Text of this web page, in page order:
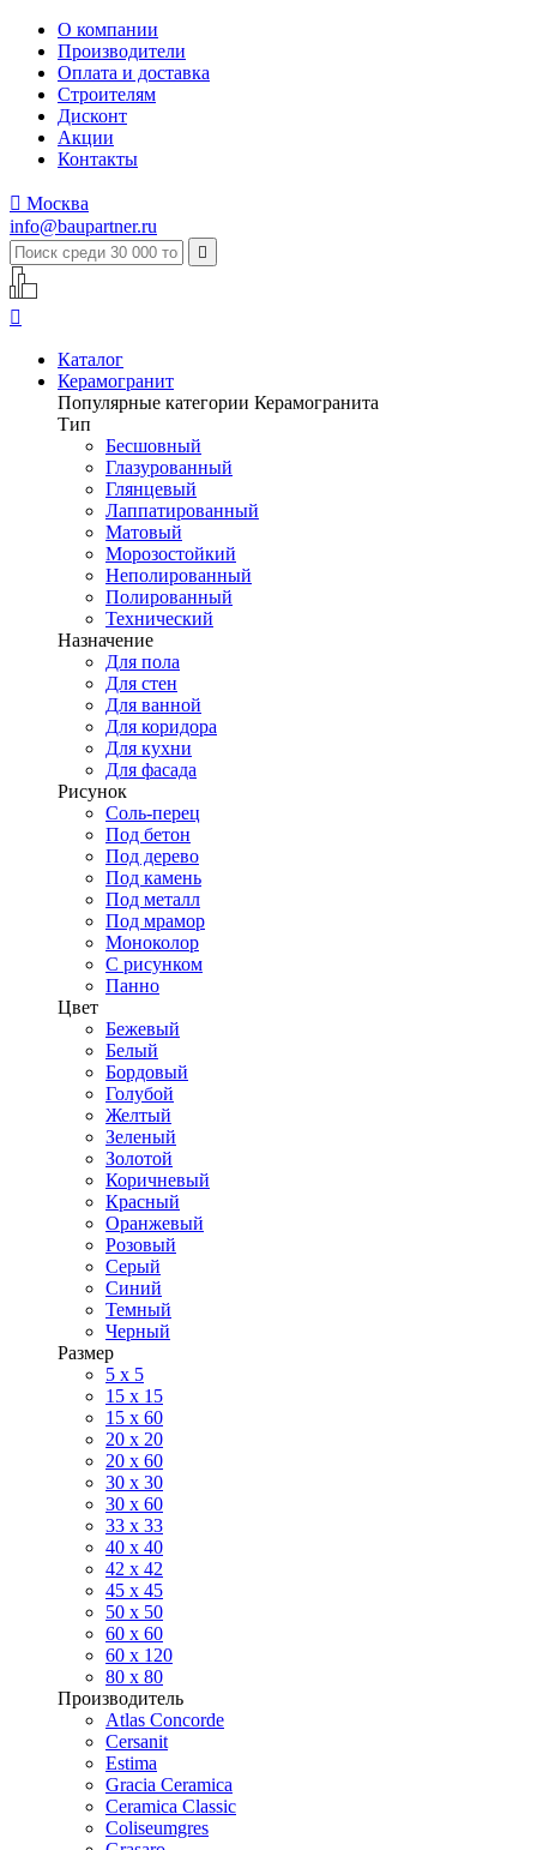
О компании
Производители
Оплата и доставка
Строителям
Дисконт
Акции
Контакты
 Москва
info@baupartner.ru


Каталог
Керамогранит
Популярные категории Керамогранита
Тип
Бесшовный
Глазурованный
Глянцевый
Лаппатированный
Матовый
Морозостойкий
Неполированный
Полированный
Технический
Назначение
Для пола
Для стен
Для ванной
Для коридора
Для кухни
Для фасада
Рисунок
Соль-перец
Под бетон
Под дерево
Под камень
Под металл
Под мрамор
Моноколор
С рисунком
Панно
Цвет
Бежевый
Белый
Бордовый
Голубой
Желтый
Зеленый
Золотой
Коричневый
Красный
Оранжевый
Розовый
Серый
Синий
Темный
Черный
Размер
5 x 5
15 x 15
15 x 60
20 х 20
20 x 60
30 х 30
30 x 60
33 x 33
40 х 40
42 x 42
45 x 45
50 x 50
60 х 60
60 x 120
80 x 80
Производитель
Atlas Concorde
Cersanit
Estima
Gracia Ceramica
Ceramica Classic
Coliseumgres